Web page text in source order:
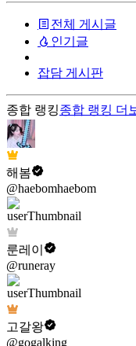
전체 게시글
인기글
잡담 게시판
종합 랭킹종합 랭킹 더
해봄
@haebomhaebom
룬레이
@runeray
고갈왕
@gogalking